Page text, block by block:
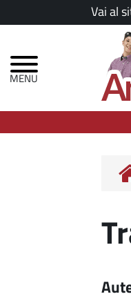
al
principale
Vai al
principale